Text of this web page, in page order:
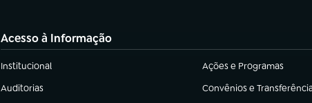
Acesso à Informação
Institucional
(abre em nova aba) Ações e Programas
(abre em nova aba)
Auditorias
(abre em nova aba) Convênios e
(abre em nova aba)